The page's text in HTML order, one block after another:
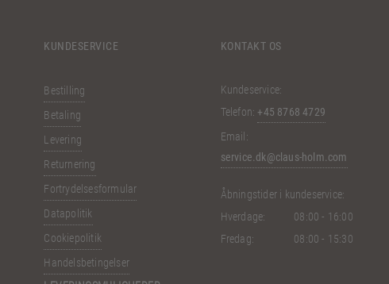
KUNDESERVICE
Bestilling
Betaling
Levering
Returnering
Fortrydelsesformular
Datapolitik
Cookiepolitik
Handelsbetingelser
KONTAKT OS
Kundeservice:
Telefon: +45 8768 4729
Email:
service.dk@claus-holm.com
Åbningstider i kundeservice:
Hverdage:
08:00 - 16:00
Fredag:
08:00 - 15:30